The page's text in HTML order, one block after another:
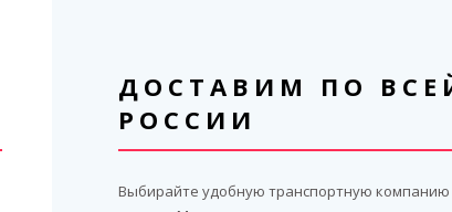
ДОСТАВИМ ПО
РОССИИ
Выбирайте удобную транспортную компанию